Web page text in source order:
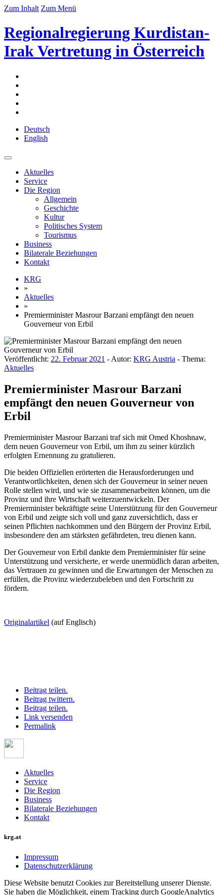
Zum Inhalt Zum Menü
Regionalregierung Kurdistan-
Irak Vertretung in Österreich
Deutsch
English
Aktuelles
Service
Die Region
Allgemein
Geschichte
Kultur
Politisches System
Tourismus
Business
Bilaterale Beziehungen
Kontakt
KRG
»
Aktuelles
»
Premierminister Masrour Barzani empfängt den neuen
Gouverneur von Erbil
Veröffentlicht: 22. Februar 2021 - Autor: KRG Austria - Thema:
Aktuelles
Premierminister Masrour Barzani
empfängt den neuen Gouverneur von
Erbil
Premierminister Masrour Barzani traf sich mit Omed Khoshnaw,
dem neuen Gouverneur von Erbil, um ihm zu seiner kürzlich
erfolgten Ernennung zu gratulieren.
Die beiden Offiziellen erörterten die Herausforderungen und
Verantwortlichkeiten, denen sich der Gouverneur in seiner neuen
Rolle stellen wird, und wie sie zusammenarbeiten können, um die
Provinz und ihre Wirtschaft weiterzuentwickeln. Der
Premierminister bekräftigte seine Unterstützung für den Gouverneur
von Erbil und zeigte sich voll und ganz zuversichtlich, dass er
seinen Pflichten nachkommen und den Bürgern der Provinz Erbil,
insbesondere den am stärksten gefährdeten, treu dienen kann.
Der Gouverneur von Erbil dankte dem Premierminister für seine
Unterstützung und versicherte, er werde unermüdlich daran arbeiten,
das Vertrauen zu gewinnen und die Erwartungen der Menschen zu
erfüllen, die Provinz wiederzubeleben und den Fortschritt zu
fördern.
Originalartikel (auf Englisch)
Beitrag teilen.
Beitrag twittern.
Beitrag teilen.
Link versenden
Permalink
Aktuelles
Service
Die Region
Business
Bilaterale Beziehungen
Kontakt
krg.at
Impressum
Datenschutzerklärung
Diese Website benutzt Cookies zur Bereitstellung unserer Dienste.
Sie haben die Möglichkeit, einem Tracking durch GoogleAnalytics